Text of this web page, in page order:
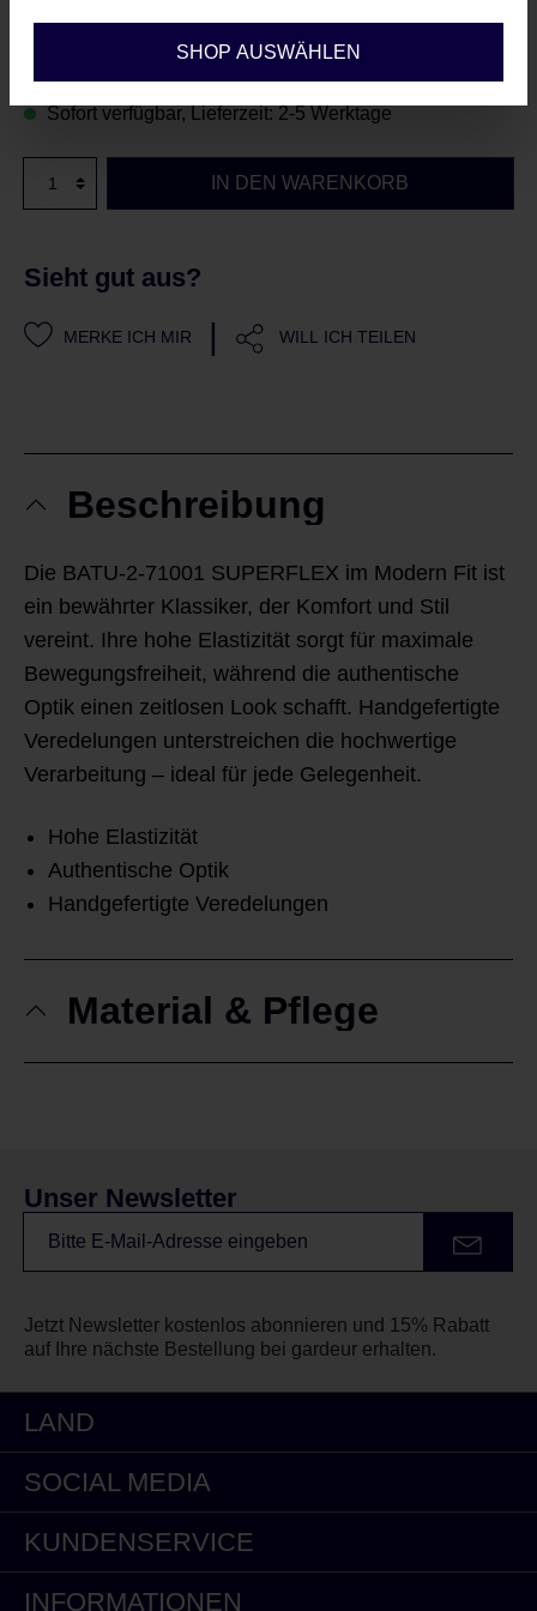
Regulärer Preis:
Sofort verfügbar, Lieferzeit: 2-5 Werktage
IN DEN WARENKORB
Sieht gut aus?
MERKE ICH MIR | WILL ICH TEILEN
Beschreibung
Die BATU-2-71001 SUPERFLEX im Modern Fit ist
ein bewährter Klassiker, der Komfort und Stil
vereint. Ihre hohe Elastizität sorgt für maximale
Bewegungsfreiheit, während die authentische
Optik einen zeitlosen Look schafft. Handgefertigte
Veredelungen unterstreichen die hochwertige
Verarbeitung – ideal für jede Gelegenheit.
Hohe Elastizität
Authentische Optik
Handgefertigte Veredelungen
Material & Pflege
Unser Newsletter
Jetzt Newsletter kostenlos abonnieren und 15% Rabatt
auf Ihre nächste Bestellung bei gardeur erhalten.
LAND
SOCIAL MEDIA
KUNDENSERVICE
INFORMATIONEN
SHOP AUSWÄHLEN